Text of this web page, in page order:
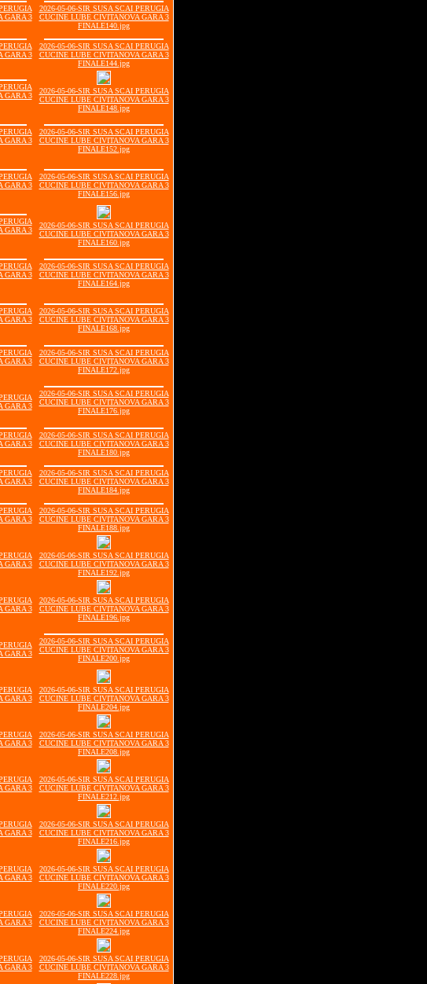
GARA 3
2026-05-06-SIR SUSA SCAI PERUGIA
CUCINE LUBE CIVITANOVA GARA 3
FINALE140.jpg
GARA 3
2026-05-06-SIR SUSA SCAI PERUGIA
CUCINE LUBE CIVITANOVA GARA 3
FINALE144.jpg
GARA 3
2026-05-06-SIR SUSA SCAI PERUGIA
CUCINE LUBE CIVITANOVA GARA 3
FINALE148.jpg
GARA 3
2026-05-06-SIR SUSA SCAI PERUGIA
CUCINE LUBE CIVITANOVA GARA 3
FINALE152.jpg
GARA 3
2026-05-06-SIR SUSA SCAI PERUGIA
CUCINE LUBE CIVITANOVA GARA 3
FINALE156.jpg
GARA 3
2026-05-06-SIR SUSA SCAI PERUGIA
CUCINE LUBE CIVITANOVA GARA 3
FINALE160.jpg
GARA 3
2026-05-06-SIR SUSA SCAI PERUGIA
CUCINE LUBE CIVITANOVA GARA 3
FINALE164.jpg
GARA 3
2026-05-06-SIR SUSA SCAI PERUGIA
CUCINE LUBE CIVITANOVA GARA 3
FINALE168.jpg
GARA 3
2026-05-06-SIR SUSA SCAI PERUGIA
CUCINE LUBE CIVITANOVA GARA 3
FINALE172.jpg
GARA 3
2026-05-06-SIR SUSA SCAI PERUGIA
CUCINE LUBE CIVITANOVA GARA 3
FINALE176.jpg
GARA 3
2026-05-06-SIR SUSA SCAI PERUGIA
CUCINE LUBE CIVITANOVA GARA 3
FINALE180.jpg
GARA 3
2026-05-06-SIR SUSA SCAI PERUGIA
CUCINE LUBE CIVITANOVA GARA 3
FINALE184.jpg
GARA 3
2026-05-06-SIR SUSA SCAI PERUGIA
CUCINE LUBE CIVITANOVA GARA 3
FINALE188.jpg
GARA 3
2026-05-06-SIR SUSA SCAI PERUGIA
CUCINE LUBE CIVITANOVA GARA 3
FINALE192.jpg
GARA 3
2026-05-06-SIR SUSA SCAI PERUGIA
CUCINE LUBE CIVITANOVA GARA 3
FINALE196.jpg
GARA 3
2026-05-06-SIR SUSA SCAI PERUGIA
CUCINE LUBE CIVITANOVA GARA 3
FINALE200.jpg
GARA 3
2026-05-06-SIR SUSA SCAI PERUGIA
CUCINE LUBE CIVITANOVA GARA 3
FINALE204.jpg
GARA 3
2026-05-06-SIR SUSA SCAI PERUGIA
CUCINE LUBE CIVITANOVA GARA 3
FINALE208.jpg
GARA 3
2026-05-06-SIR SUSA SCAI PERUGIA
CUCINE LUBE CIVITANOVA GARA 3
FINALE212.jpg
GARA 3
2026-05-06-SIR SUSA SCAI PERUGIA
CUCINE LUBE CIVITANOVA GARA 3
FINALE216.jpg
GARA 3
2026-05-06-SIR SUSA SCAI PERUGIA
CUCINE LUBE CIVITANOVA GARA 3
FINALE220.jpg
GARA 3
2026-05-06-SIR SUSA SCAI PERUGIA
CUCINE LUBE CIVITANOVA GARA 3
FINALE224.jpg
GARA 3
2026-05-06-SIR SUSA SCAI PERUGIA
CUCINE LUBE CIVITANOVA GARA 3
FINALE228.jpg